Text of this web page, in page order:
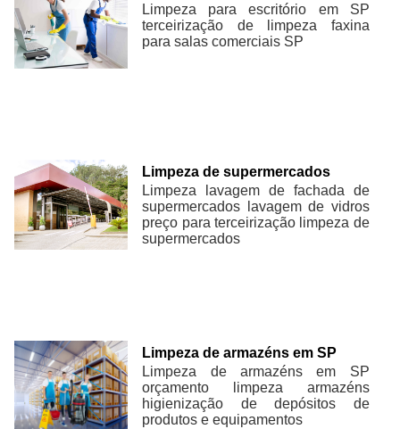
Limpeza para escritório em SP
terceirização de limpeza faxina
para salas comerciais SP
Limpeza de supermercados
Limpeza lavagem de fachada de
supermercados lavagem de vidros
preço para terceirização limpeza de
supermercados
Limpeza de armazéns em SP
Limpeza de armazéns em SP
orçamento limpeza armazéns
higienização de depósitos de
produtos e equipamentos